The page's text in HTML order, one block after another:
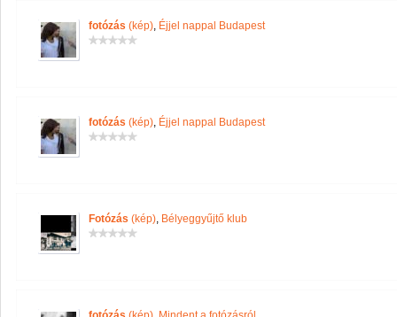
fotózás (kép), Éjjel nappal Budapest
fotózás (kép), Éjjel nappal Budapest
Fotózás (kép), Bélyeggyűjtő klub